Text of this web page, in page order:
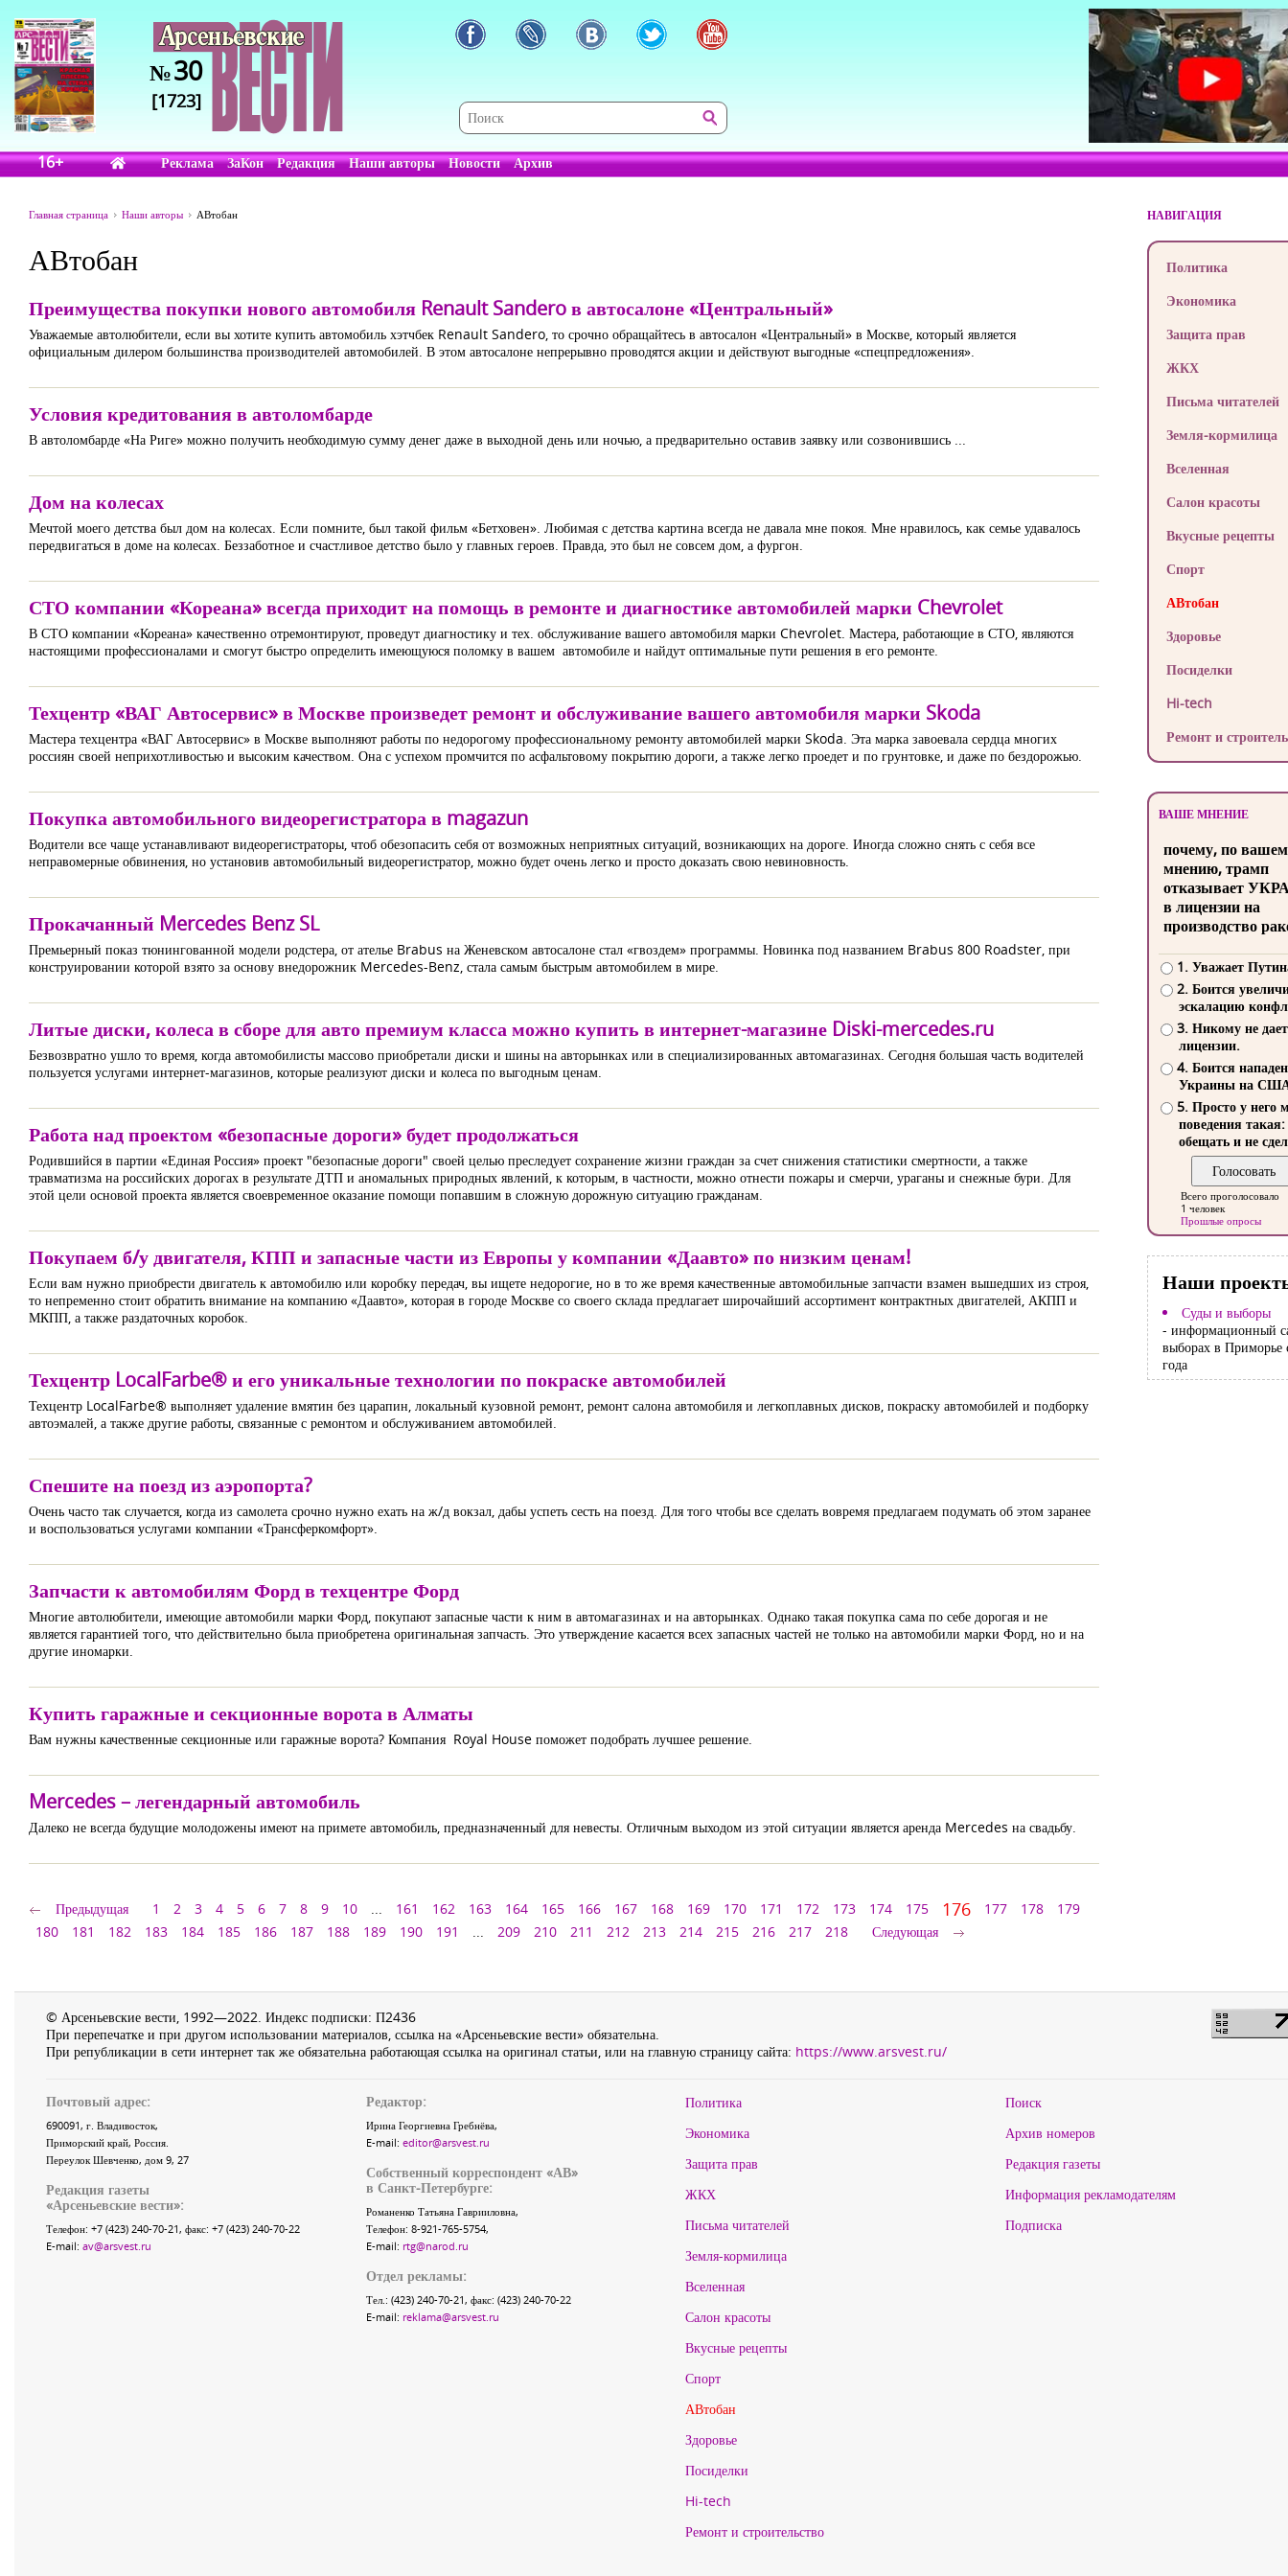
№30
[1723]
16+ Реклама ЗаКон Редакция Наши авторы Новости Архив
Главная страница Наши авторы АВтобан
АВтобан
Преимущества покупки нового автомобиля Renault Sandero в автосалоне «Центральный»
Уважаемые автолюбители, если вы хотите купить автомобиль хэтчбек Renault Sandero, то срочно обращайтесь в автосалон «Центральный» в Москве, который является
официальным дилером большинства производителей автомобилей. В этом автосалоне непрерывно проводятся акции и действуют выгодные «спецпредложения».
Условия кредитования в автоломбарде
В автоломбарде «На Риге» можно получить необходимую сумму денег даже в выходной день или ночью, а предварительно оставив заявку или созвонившись ...
Дом на колесах
Мечтой моего детства был дом на колесах. Если помните, был такой фильм «Бетховен». Любимая с детства картина всегда не давала мне покоя. Мне нравилось, как семье удавалось
передвигаться в доме на колесах. Беззаботное и счастливое детство было у главных героев. Правда, это был не совсем дом, а фургон.
СТО компании «Кореана» всегда приходит на помощь в ремонте и диагностике автомобилей марки Chevrolet
В СТО компании «Кореана» качественно отремонтируют, проведут диагностику и тех. обслуживание вашего автомобиля марки Chevrolet. Мастера, работающие в СТО, являются
настоящими профессионалами и смогут быстро определить имеющуюся поломку в вашем автомобиле и найдут оптимальные пути решения в его ремонте.
Техцентр «ВАГ Автосервис» в Москве произведет ремонт и обслуживание вашего автомобиля марки Skoda
Мастера техцентра «ВАГ Автосервис» в Москве выполняют работы по недорогому профессиональному ремонту автомобилей марки Skoda. Эта марка завоевала сердца многих
россиян своей неприхотливостью и высоким качеством. Она с успехом промчится по асфальтовому покрытию дороги, а также легко проедет и по грунтовке, и даже по бездорожью.
Покупка автомобильного видеорегистратора в magazun
Водители все чаще устанавливают видеорегистраторы, чтоб обезопасить себя от возможных неприятных ситуаций, возникающих на дороге. Иногда сложно снять с себя все
неправомерные обвинения, но установив автомобильный видеорегистратор, можно будет очень легко и просто доказать свою невиновность.
Прокачанный Mercedes Benz SL
Премьерный показ тюнингованной модели родстера, от ателье Brabus на Женевском автосалоне стал «гвоздем» программы. Новинка под названием Brabus 800 Roadster, при
конструировании которой взято за основу внедорожник Mercedes-Benz, стала самым быстрым автомобилем в мире.
Литые диски, колеса в сборе для авто премиум класса можно купить в интернет-магазине Diski-mercedes.ru
Безвозвратно ушло то время, когда автомобилисты массово приобретали диски и шины на авторынках или в специализированных автомагазинах. Сегодня большая часть водителей
пользуется услугами интернет-магазинов, которые реализуют диски и колеса по выгодным ценам.
Работа над проектом «безопасные дороги» будет продолжаться
Родившийся в партии «Единая Россия» проект "безопасные дороги" своей целью преследует сохранение жизни граждан за счет снижения статистики смертности, а также
травматизма на российских дорогах в результате ДТП и аномальных природных явлений, к которым, в частности, можно отнести пожары и смерчи, ураганы и снежные бури. Для
этой цели основой проекта является своевременное оказание помощи попавшим в сложную дорожную ситуацию гражданам.
Покупаем б/у двигателя, КПП и запасные части из Европы у компании «Даавто» по низким ценам!
Если вам нужно приобрести двигатель к автомобилю или коробку передач, вы ищете недорогие, но в то же время качественные автомобильные запчасти взамен вышедших из строя,
то непременно стоит обратить внимание на компанию «Даавто», которая в городе Москве со своего склада предлагает широчайший ассортимент контрактных двигателей, АКПП и
МКПП, а также раздаточных коробок.
Техцентр LocalFarbe® и его уникальные технологии по покраске автомобилей
Техцентр LocalFarbe® выполняет удаление вмятин без царапин, локальный кузовной ремонт, ремонт салона автомобиля и легкоплавных дисков, покраску автомобилей и подборку
автоэмалей, а также другие работы, связанные с ремонтом и обслуживанием автомобилей.
Спешите на поезд из аэропорта?
Очень часто так случается, когда из самолета срочно нужно ехать на ж/д вокзал, дабы успеть сесть на поезд. Для того чтобы все сделать вовремя предлагаем подумать об этом заранее
и воспользоваться услугами компании «Трансферкомфорт».
Запчасти к автомобилям Форд в техцентре Форд
Многие автолюбители, имеющие автомобили марки Форд, покупают запасные части к ним в автомагазинах и на авторынках. Однако такая покупка сама по себе дорогая и не
является гарантией того, что действительно была приобретена оригинальная запчасть. Это утверждение касается всех запасных частей не только на автомобили марки Форд, но и на
другие иномарки.
Купить гаражные и секционные ворота в Алматы
Вам нужны качественные секционные или гаражные ворота? Компания Royal House поможет подобрать лучшее решение.
Mercedes – легендарный автомобиль
Далеко не всегда будущие молодожены имеют на примете автомобиль, предназначенный для невесты. Отличным выходом из этой ситуации является аренда Mercedes на свадьбу.
Предыдущая 1 2 3 4 5 6 7 8 9 10 ... 161 162 163 164 165 166 167 168 169 170 171 172 173 174 175 176 177 178
179
180
181 182 183 184 185 186 187 188 189 190 191 ... 209 210 211 212 213 214 215 216 217 218 Следующая
НАВИГАЦИЯ
Политика
Экономика
Защита прав
ЖКХ
Письма читателей
Земля-кормилица
Вселенная
Салон красоты
Вкусные рецепты
Спорт
АВтобан
Здоровье
Посиделки
Hi-tech
Ремонт и
ВАШЕ МНЕНИЕ
почему, по
мнению, трамп
отказывает
в лицензии на
производство
1. Уважает
2. Боится
эскалацию
3. Никому не
лицензии.
4. Боится
Украины на
5. Просто у него
поведения такая:
обещать и не
Всего проголосовало
1 человек
Прошлые опросы
Наши
Суды и выборы
- информационный
выборах в Приморье
года
© Арсеньевские вести, 1992—2022. Индекс подписки: П2436
При перепечатке и при другом использовании материалов, ссылка на «Арсеньевские вести» обязательна.
При републикации в сети интернет так же обязательна работающая ссылка на оригинал статьи, или на главную страницу сайта: https://www.arsvest.ru/
Почтовый адрес:
690091, г. Владивосток,
Приморский край, Россия.
Переулок Шевченко, дом 9, 27
Редакция газеты
«Арсеньевские вести»:
Телефон: +7 (423) 240-70-21, факс: +7 (423) 240-70-22
E-mail: av@arsvest.ru
Редактор:
Ирина Георгиевна Гребнёва,
E-mail: editor@arsvest.ru
Собственный корреспондент «АВ»
в Санкт-Петербурге:
Романенко Татьяна Гаврииловна,
Телефон: 8-921-765-5754,
E-mail: rtg@narod.ru
Отдел рекламы:
Тел.: (423) 240-70-21, факс: (423) 240-70-22
E-mail: reklama@arsvest.ru
Политика
Экономика
Защита прав
ЖКХ
Письма читателей
Земля-кормилица
Вселенная
Салон красоты
Вкусные рецепты
Спорт
АВтобан
Здоровье
Посиделки
Hi-tech
Ремонт и строительство
Поиск
Архив номеров
Редакция газеты
Информация рекламодателям
Подписка